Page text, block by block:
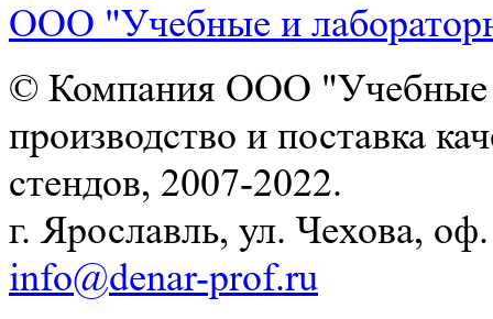
ООО "Учебные и
© Компания ООО "Учебные
производство и поставка
стендов, 2007-2022.
г. Ярославль, ул. Чехова,
info@denar-prof.ru